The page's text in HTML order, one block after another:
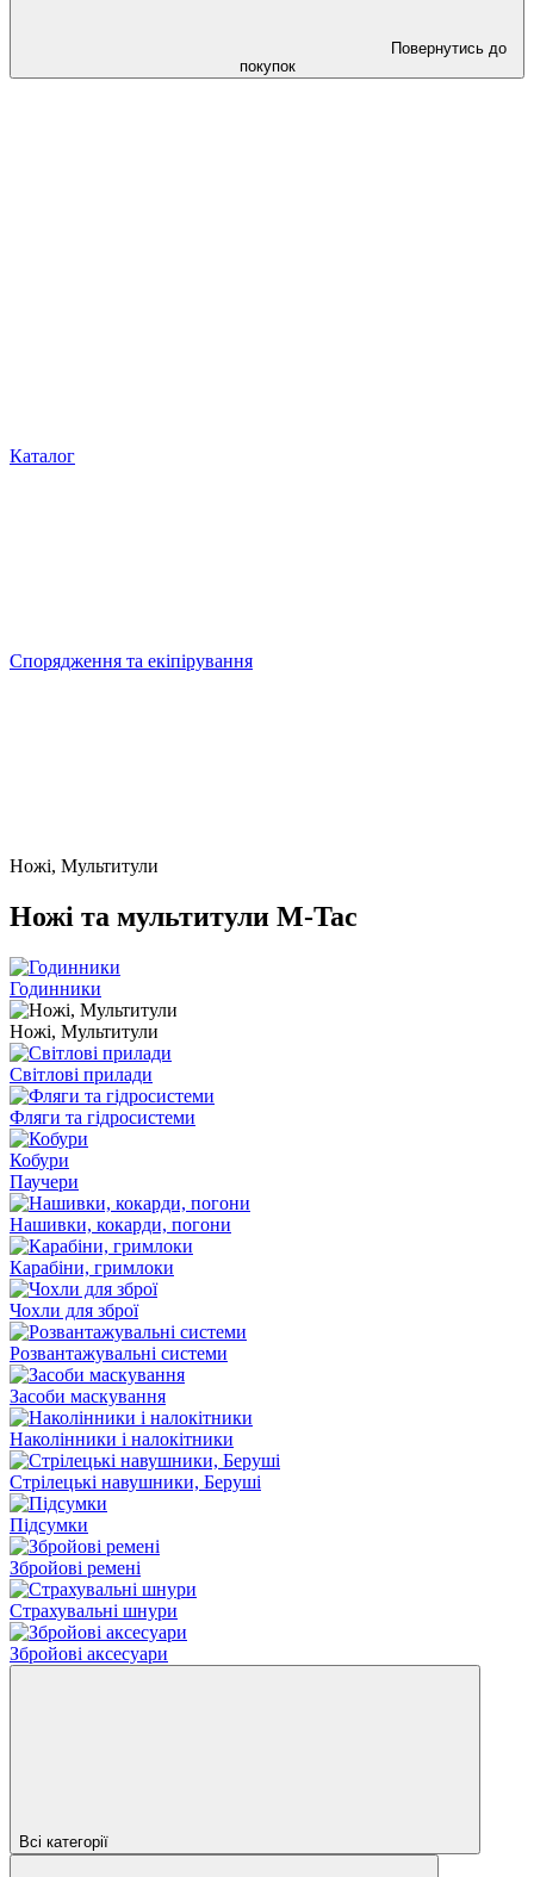
Повернутись до
покупок
Каталог
Спорядження та екіпірування
Ножі, Мультитули
Ножі та мультитули M-Tac
Годинники
Ножі, Мультитули
Світлові прилади
Фляги та гідросистеми
Кобури
Паучери
Нашивки, кокарди, погони
Карабіни, гримлоки
Чохли для зброї
Розвантажувальні системи
Засоби маскування
Наколінники і налокітники
Стрілецькі навушники, Беруші
Підсумки
Збройові ремені
Страхувальні шнури
Збройові аксесуари
Всі категорії